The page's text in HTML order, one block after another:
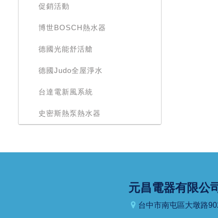
促銷活動
博世BOSCH熱水器
德國光能舒活艙
德國Judo全屋淨水
台達電新風系統
史密斯熱泵熱水器
元昌電器有限公
台中市南屯區大墩路